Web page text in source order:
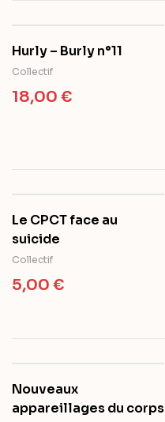
Hurly – Burly n°11
Collectif
18,00 €
Le CPCT face au
suicide
Collectif
5,00 €
Nouveaux
appareillages du corps